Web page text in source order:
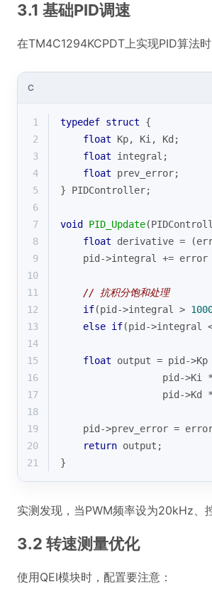
3.1 基础PID调速
在TM4C1294KCPDT上实现PID算法
C
1 typedef struct {
2
float Kp, Ki, Kd;
3
float integral;
4
float prev_error;
5
} PIDController;
6
7
void PID_Update
8
float derivative =
9
pid->integral += error
10
11
// 抗积分饱和处理
12
if(pid->integral >
13
else if(pid->integral
14
15
float output = pid-
16
pid->Ki
17
pid->Kd
18
19
pid->prev_error =
20
return output;
21
}
实测发现，当PWM频率设为20kHz、
3.2 转速测量优化
使用QEI模块时，配置要注意：